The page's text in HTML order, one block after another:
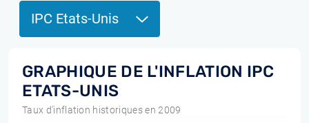
IPC Etats-Unis
GRAPHIQUE DE L'INFLATION IPC
ETATS-UNIS
Taux d'inflation historiques en 2009